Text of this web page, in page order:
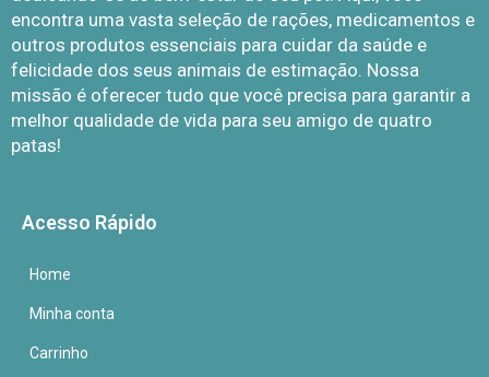
encontra uma vasta seleção de rações, medicamentos e
outros produtos essenciais para cuidar da saúde e
felicidade dos seus animais de estimação. Nossa
missão é oferecer tudo que você precisa para garantir a
melhor qualidade de vida para seu amigo de quatro
patas!
Acesso Rápido
Home
Minha conta
Carrinho